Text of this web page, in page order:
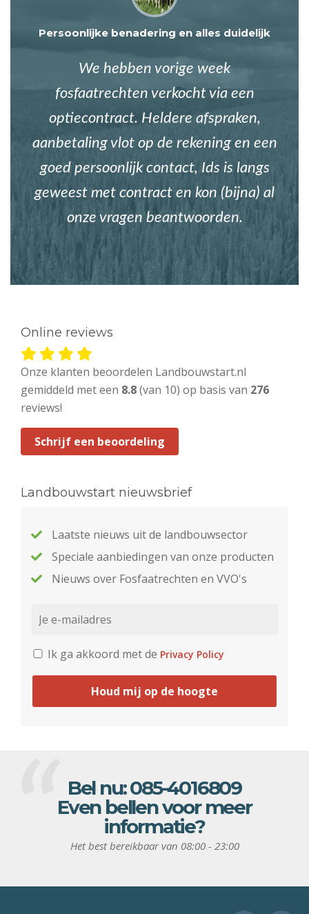
Persoonlijke benadering en alles duidelijk
We hebben vorige week
fosfaatrechten verkocht via een
optiecontract. Heldere afspraken,
aanbetaling vlot op de rekening en een
goed persoonlijk contact, Ids is langs
geweest met contract en kon (bijna) al
onze vragen beantwoorden.
Online reviews
Onze klanten beoordelen Landbouwstart.nl
gemiddeld met een 8.8(van 10) op basis van 276
reviews!
Schrijf een beoordeling
Landbouwstart nieuwsbrief
Laatste nieuws uit de landbouwsector
Speciale aanbiedingen van onze producten
Nieuws over Fosfaatrechten en VVO's
Ik ga akkoord met de Privacy Policy
Houd mij op de hoogte
Bel nu:085-4016809
Even bellen voor meer
informatie?
Het best bereikbaar van 08:00 - 23:00